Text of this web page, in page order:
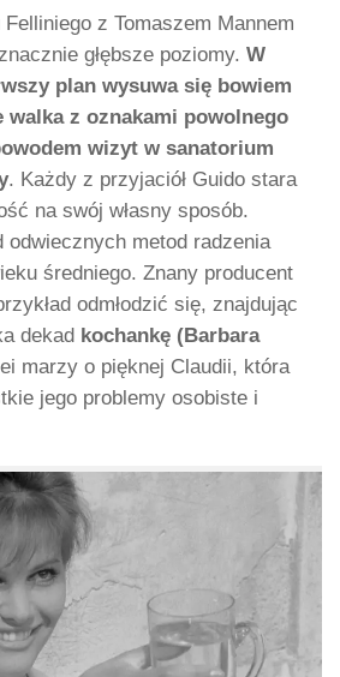
z Tomaszem Mannem
głębsze poziomy. W
plan wysuwa się bowiem
walka z oznakami powolnego
wizyt w sanatorium
. Każdy z przyjaciół Guido stara
na swój własny sposób.
odwiecznych metod radzenia
średniego. Znany producent
odmłodzić się, znajdując
dekad kochankę (Barbara
marzy o pięknej Claudii, która
jego problemy osobiste i